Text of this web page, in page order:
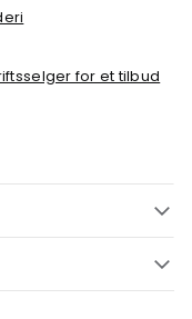
for et tilbud